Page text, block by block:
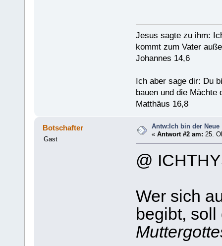
Jesus sagte zu ihm:
kommt zum Vater
Johannes 14,6
Ich aber sage dir: Du
bauen und die Mächte
Matthäus 16,8
Botschafter
Gast
Antw:Ich bin der Neue
«Antwort #2 am: 25.
@
Wer sich
begibt,